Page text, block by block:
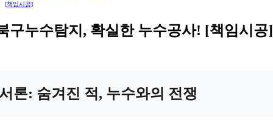
[책임시공]
구누수탐지, 확실한 누수공사! [책임시공]
론: 숨겨진 적, 누수와의 전쟁